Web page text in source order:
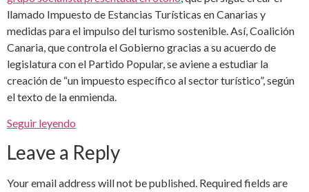
llamado Impuesto de Estancias Turísticas en Canarias y
medidas para el impulso del turismo sostenible. Así, Coalición
Canaria, que controla el Gobierno gracias a su acuerdo de
legislatura con el Partido Popular, se aviene a estudiar la
creación de “un impuesto específico al sector turístico”, según
el texto de la enmienda.
Seguir leyendo
Leave a Reply
Your email address will not be published. Required fields are